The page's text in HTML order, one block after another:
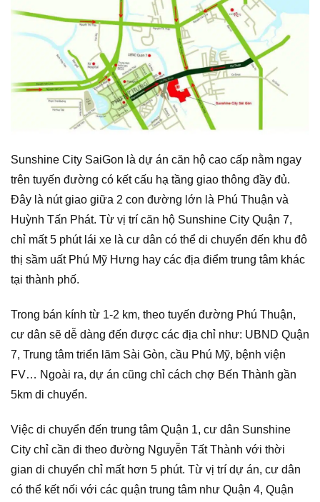
Sunshine City SaiGon là dự án căn hộ cao cấp nằm ngay
trên tuyến đường có kết cấu hạ tầng giao thông đầy đủ.
Đây là nút giao giữa 2 con đường lớn là Phú Thuận và
Huỳnh Tấn Phát. Từ vị trí căn hộ Sunshine City Quận 7,
chỉ mất 5 phút lái xe là cư dân có thể di chuyển đến khu đô
thị sầm uất Phú Mỹ Hưng hay các địa điểm trung tâm khác
tại thành phố.
Trong bán kính từ 1-2 km, theo tuyến đường Phú Thuận,
cư dân sẽ dễ dàng đến được các địa chỉ như: UBND Quận
7, Trung tâm triển lãm Sài Gòn, cầu Phú Mỹ, bệnh viện
FV… Ngoài ra, dự án cũng chỉ cách chợ Bến Thành gần
5km di chuyển.
Việc di chuyển đến trung tâm Quận 1, cư dân Sunshine
City chỉ cần đi theo đường Nguyễn Tất Thành với thời
gian di chuyển chỉ mất hơn 5 phút. Từ vị trí dự án, cư dân
có thể kết nối với các quận trung tâm như Quận 4, Quận